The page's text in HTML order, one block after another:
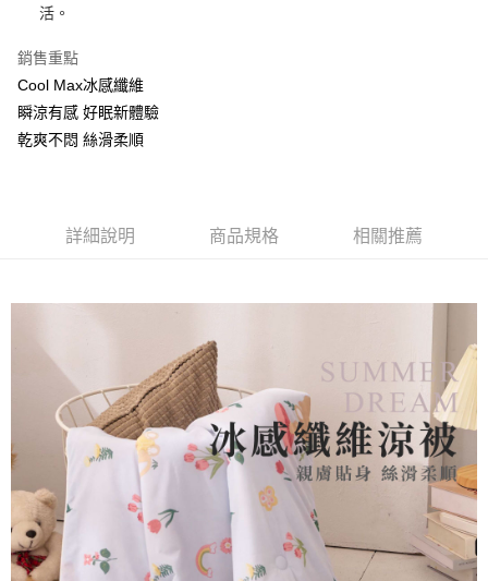
運送方式
物流宅配
每筆NT$150，滿NT$1,599(含以上)免運費
活。
銷售重點
Cool Max冰感纖維
瞬涼有感 好眠新體驗
乾爽不悶 絲滑柔順
詳細說明 商品規格 相關推薦